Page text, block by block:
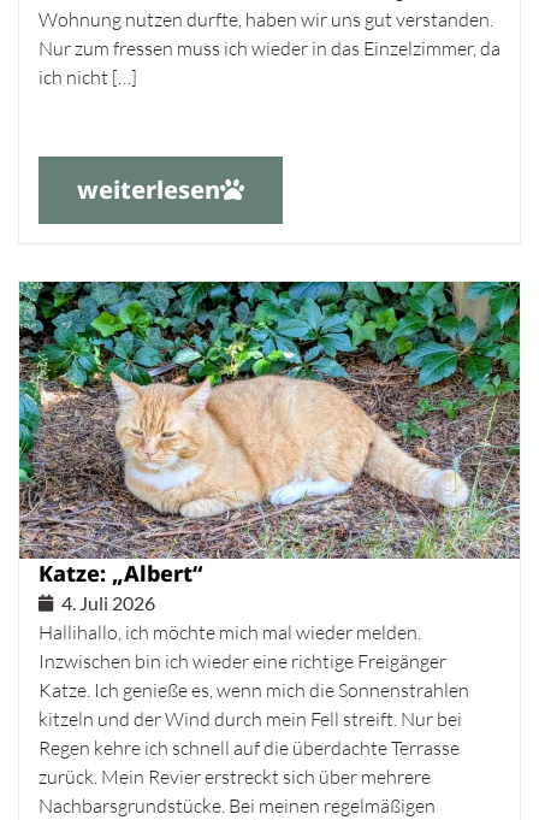
Wohnung nutzen durfte, haben wir uns gut verstanden.
Nur zum fressen muss ich wieder in das Einzelzimmer, da
ich nicht […]
weiterlesen
Katze: „Albert“
4. Juli 2026
Hallihallo, ich möchte mich mal wieder melden.
Inzwischen bin ich wieder eine richtige Freigänger
Katze. Ich genieße es, wenn mich die Sonnenstrahlen
kitzeln und der Wind durch mein Fell streift. Nur bei
Regen kehre ich schnell auf die überdachte Terrasse
zurück. Mein Revier erstreckt sich über mehrere
Nachbarsgrundstücke. Bei meinen regelmäßigen